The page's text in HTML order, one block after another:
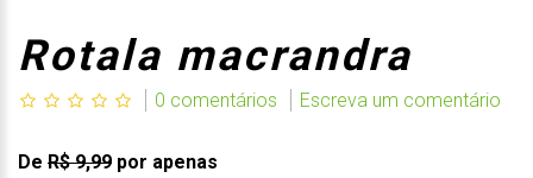
Rotala macrandra
0 comentários Escreva um comentário
De R$ 9,99 por apenas